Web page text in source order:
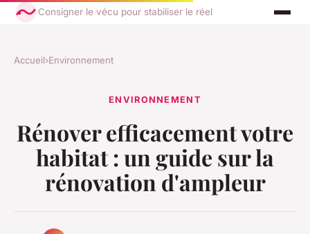
Consigner le vécu pour stabiliser le réel
Accueil›Environnement
ENVIRONNEMENT
Rénover efficacement votre
habitat : un guide sur la
rénovation d'ampleur